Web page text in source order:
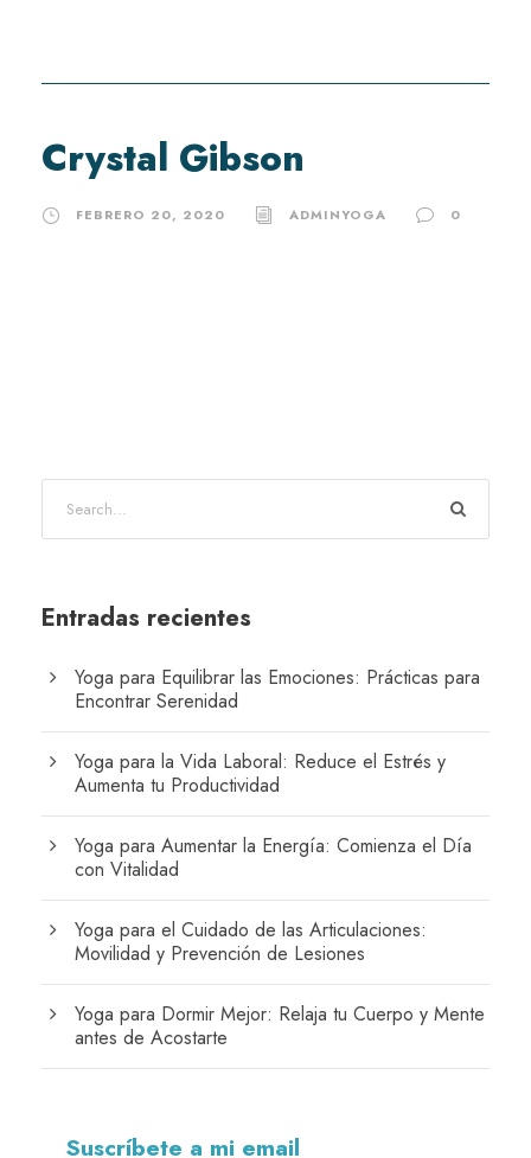
Crystal Gibson
FEBRERO 20, 2020 ADMINYOGA 0
Entradas recientes
Yoga para Equilibrar las Emociones: Prácticas para
Encontrar Serenidad
Yoga para la Vida Laboral: Reduce el Estrés y
Aumenta tu Productividad
Yoga para Aumentar la Energía: Comienza el Día
con Vitalidad
Yoga para el Cuidado de las Articulaciones:
Movilidad y Prevención de Lesiones
Yoga para Dormir Mejor: Relaja tu Cuerpo y Mente
antes de Acostarte
Suscríbete a mi email